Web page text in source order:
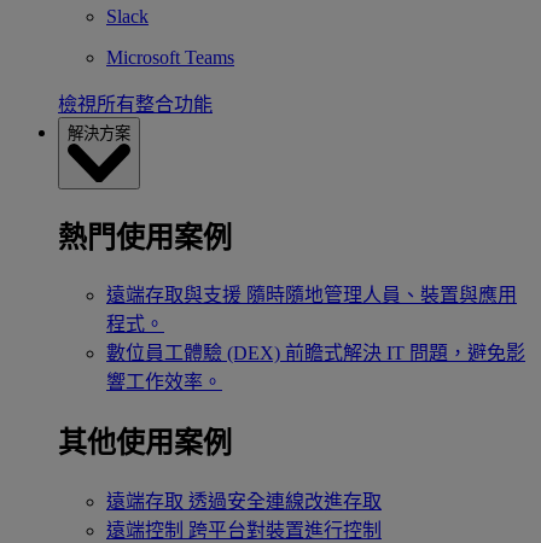
Slack
Microsoft Teams
檢視所有整合功能
解決方案
熱門使用案例
遠端存取與支援 隨時隨地管理人員、裝置與應用
程式。
數位員工體驗 (DEX) 前瞻式解決 IT 問題，避免影
響工作效率。
其他使用案例
遠端存取 透過安全連線改進存取
遠端控制 跨平台對裝置進行控制